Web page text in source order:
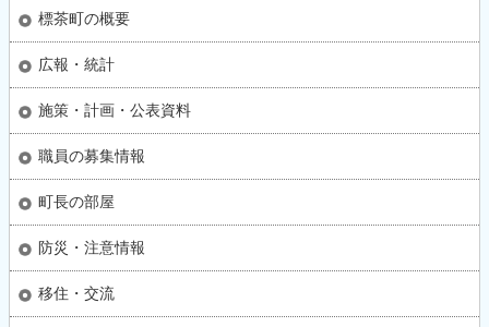
標茶町の概要
広報・統計
施策・計画・公表資料
職員の募集情報
町長の部屋
防災・注意情報
移住・交流